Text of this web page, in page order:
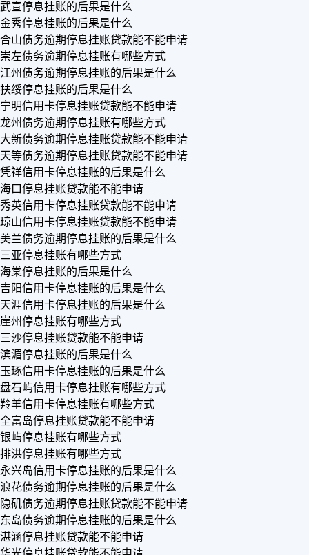
武宣停息挂账的后果是什么
金秀停息挂账的后果是什么
合山债务逾期停息挂账贷款能不能申请
崇左债务逾期停息挂账有哪些方式
江州债务逾期停息挂账的后果是什么
扶绥停息挂账的后果是什么
宁明信用卡停息挂账贷款能不能申请
龙州债务逾期停息挂账有哪些方式
大新债务逾期停息挂账贷款能不能申请
天等债务逾期停息挂账贷款能不能申请
凭祥信用卡停息挂账的后果是什么
海口停息挂账贷款能不能申请
秀英信用卡停息挂账贷款能不能申请
琼山信用卡停息挂账贷款能不能申请
美兰债务逾期停息挂账的后果是什么
三亚停息挂账有哪些方式
海棠停息挂账的后果是什么
吉阳信用卡停息挂账的后果是什么
天涯信用卡停息挂账的后果是什么
崖州停息挂账有哪些方式
三沙停息挂账贷款能不能申请
滨湄停息挂账的后果是什么
玉琢信用卡停息挂账的后果是什么
盘石屿信用卡停息挂账有哪些方式
羚羊信用卡停息挂账有哪些方式
全富岛停息挂账贷款能不能申请
银屿停息挂账有哪些方式
排洪停息挂账有哪些方式
永兴岛信用卡停息挂账的后果是什么
浪花债务逾期停息挂账的后果是什么
隐矶债务逾期停息挂账贷款能不能申请
东岛债务逾期停息挂账的后果是什么
湛涵停息挂账贷款能不能申请